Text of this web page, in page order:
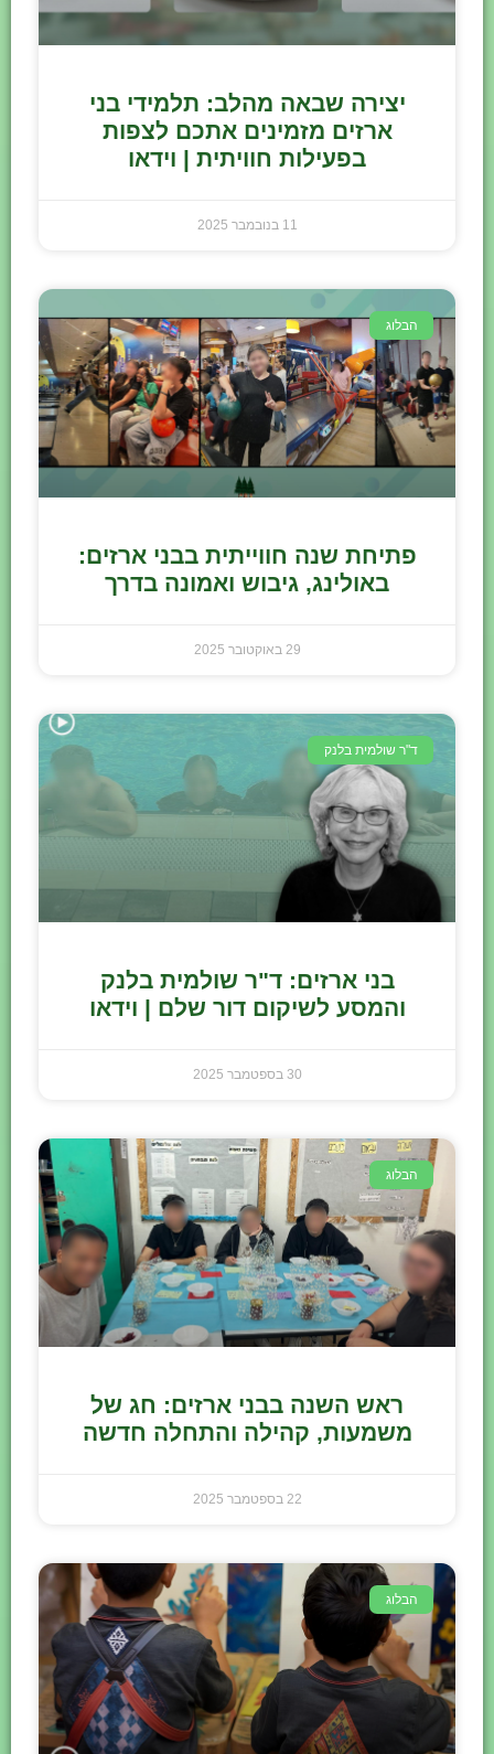
יצירה שבאה מהלב: תלמידי בני
ארזים מזמינים אתכם לצפות
בפעילות חוויתית | וידאו
11 בנובמבר 2025
הבלוג
פתיחת שנה חווייתית בבני ארזים:
באולינג, גיבוש ואמונה בדרך
29 באוקטובר 2025
ד"ר שולמית בלנק
בני ארזים: ד"ר שולמית בלנק
והמסע לשיקום דור שלם | וידאו
30 בספטמבר 2025
הבלוג
ראש השנה בבני ארזים: חג של
משמעות, קהילה והתחלה חדשה
22 בספטמבר 2025
הבלוג